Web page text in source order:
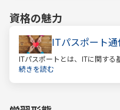
資格の魅力
ITパスポート
ITパスポートとは、ITに関する
経済産業省認定の国家試験です
続きを読む